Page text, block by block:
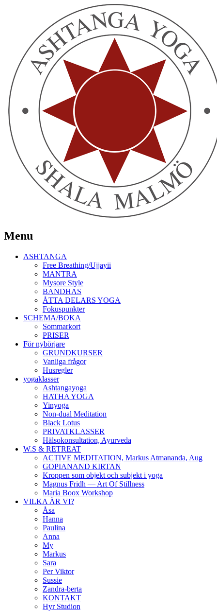
Ashtanga Yoga Shala Malmö
Yoga Malmö
Menu
Skip
ASHTANGA
Free Breathing/Ujjayii
MANTRA
Mysore Style
BANDHAS
ÅTTA DELARS YOGA
Fokuspunkter
SCHEMA/BOKA
Sommarkort
PRISER
För nybörjare
GRUNDKURSER
Vanliga frågor
Husregler
yogaklasser
Ashtangayoga
HATHA YOGA
Yinyoga
Non-dual Meditation
Black Lotus
PRIVATKLASSER
Hälsokonsultation, Ayurveda
W.S & RETREAT
ACTIVE MEDITATION, Markus Atmananda, Aug
GOPIANAND KIRTAN
Kroppen som objekt och subjekt i yoga
Magnus Fridh — Art Of Stillness
Maria Boox Workshop
VILKA ÄR VI?
Åsa
Hanna
Paulina
Anna
My
Markus
Sara
Per Viktor
Sussie
Zandra-berta
KONTAKT
Hyr Studion